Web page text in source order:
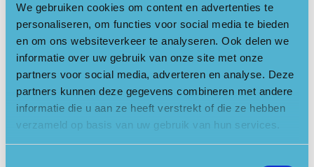
We gebruiken cookies om content en advertenties te
personaliseren, om functies voor social media te bieden
en om ons websiteverkeer te analyseren. Ook delen we
informatie over uw gebruik van onze site met onze
partners voor social media, adverteren en analyse. Deze
partners kunnen deze gegevens combineren met andere
informatie die u aan ze heeft verstrekt of die ze hebben
verzameld op basis van uw gebruik van hun services.
Het Henschotermeer, een uniek recreatiegebied middenin de
bossen van de Utrechtse Heuvelrug. Een plek om er even
helemaal tussen uit te zijn. Of je nu zin hebt om lekker te luieren
en te genieten van de mooie omgeving, te bouwen aan je eigen
zandkasteel op het lang gerekte zandstrand, te zwemmen of
gewoon heerlijk rond te dobberen op het meer of misschien
heel sportief een rondje om het meer te wandelen… er is echt
voor iedereen wel iets te doen!